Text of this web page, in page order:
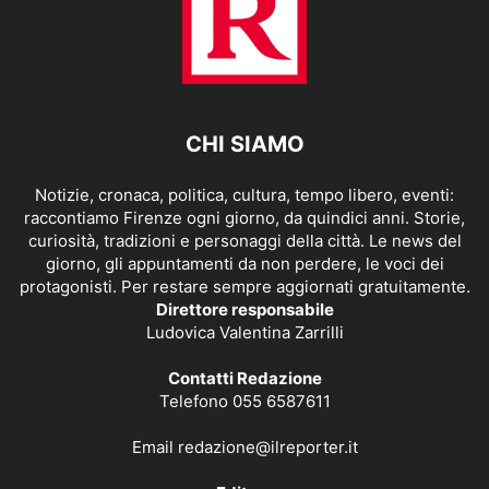
CHI SIAMO
Notizie, cronaca, politica, cultura, tempo libero, eventi:
raccontiamo Firenze ogni giorno, da quindici anni. Storie,
curiosità, tradizioni e personaggi della città. Le news del
giorno, gli appuntamenti da non perdere, le voci dei
protagonisti. Per restare sempre aggiornati gratuitamente.
Direttore responsabile
Ludovica Valentina Zarrilli
Contatti Redazione
Telefono 055 6587611
Email redazione@ilreporter.it